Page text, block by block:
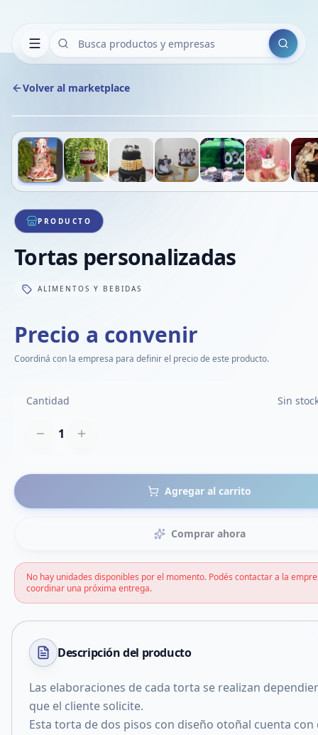
Buscar
Volver al marketplace
1/8
PRODUCTO
Tortas personalizadas
ALIMENTOS Y BEBIDAS
Precio a convenir
Coordiná con la empresa para definir el precio de este producto.
Cantidad Sin
1
Agregar al carrito
Comprar ahora
No hay unidades disponibles por el momento. Podés contactar a la
coordinar una próxima entrega.
Descripción del producto
Las elaboraciones de cada torta se realizan
que el cliente solicite.
Esta torta de dos pisos con diseño otoñal cuenta con